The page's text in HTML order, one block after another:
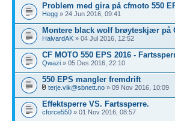
Problem med gira på cfmoto 550
Hegg » 24 Jun 2016, 09:41
Montere black wolf brøyteskjær på
HalvardAK » 04 Jul 2016, 12:52
CF MOTO 550 EPS 2016 -
Qwazi » 05 Des 2016, 22:10
550 EPS mangler fremdrift
terje.vik@sbnett.no » 09 Nov 2016, 10:09
Effektsperre VS. Fartssperre.
cforce550 » 01 Nov 2016, 08:57